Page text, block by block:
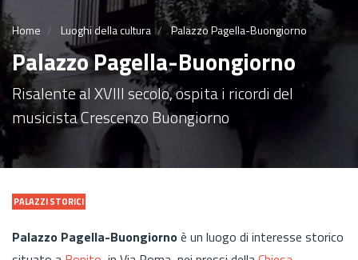
Home Luoghi della cultura Palazzo Pagella-Buongiorno
Palazzo Pagella-Buongiorno
Risalente al XVIII secolo, ospita i ricordi del
musicista Crescenzo Buongiorno
PALAZZI STORICI
Palazzo Pagella-Buongiornoè un luogo di interesse storico